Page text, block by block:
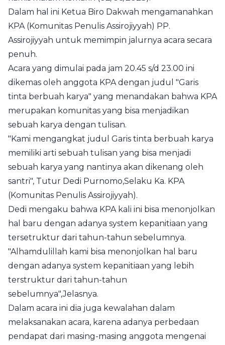
Dalam hal ini Ketua Biro Dakwah mengamanahkan
KPA (Komunitas Penulis Assirojiyyah) PP.
Assirojiyyah untuk memimpin jalurnya acara secara
penuh.
Acara yang dimulai pada jam 20.45 s/d 23.00 ini
dikemas oleh anggota KPA dengan judul "Garis
tinta berbuah karya" yang menandakan bahwa KPA
merupakan komunitas yang bisa menjadikan
sebuah karya dengan tulisan.
"Kami mengangkat judul Garis tinta berbuah karya
memiliki arti sebuah tulisan yang bisa menjadi
sebuah karya yang nantinya akan dikenang oleh
santri", Tutur Dedi Purnomo,Selaku Ka. KPA
(Komunitas Penulis Assirojiyyah).
Dedi mengaku bahwa KPA kali ini bisa menonjolkan
hal baru dengan adanya system kepanitiaan yang
tersetruktur dari tahun-tahun sebelumnya.
"Alhamdulillah kami bisa menonjolkan hal baru
dengan adanya system kepanitiaan yang lebih
terstruktur dari tahun-tahun
sebelumnya",Jelasnya.
Dalam acara ini dia juga kewalahan dalam
melaksanakan acara, karena adanya perbedaan
pendapat dari masing-masing anggota mengenai